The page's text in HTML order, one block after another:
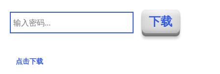
点击下载